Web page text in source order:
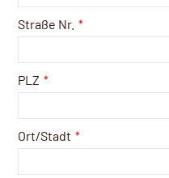
Straße Nr. *
PLZ *
Ort/Stadt *